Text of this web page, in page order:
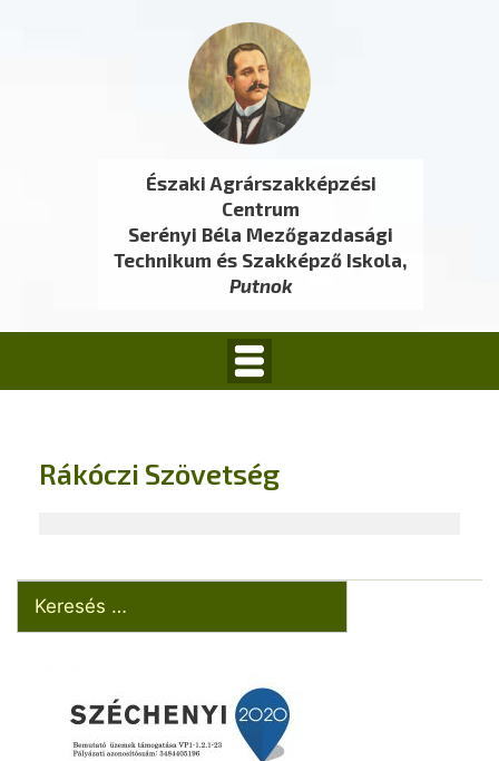
Északi Agrárszakképzési
Centrum
Serényi Béla Mezőgazdasági
Technikum és Szakképző Iskola,
Putnok
Rákóczi Szövetség